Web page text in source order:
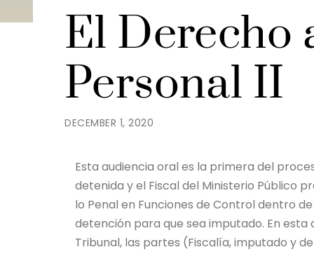
DECEMBER 1, 2020
El Derecho
Personal II
Esta audiencia oral es la primera del
detenida y el Fiscal del Ministerio Público
lo Penal en Funciones de Control dentro
detención para que sea imputado. En
Tribunal, las partes (Fiscalía, imputado y